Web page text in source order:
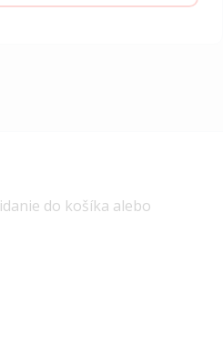
do košíka alebo